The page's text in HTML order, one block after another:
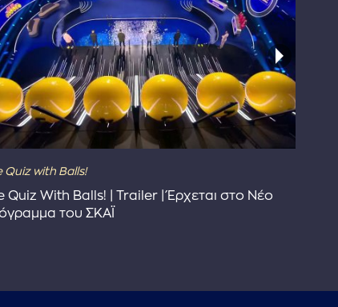
Quiz with Balls!
Quiz With Balls! | Trailer | Έρχεται στο Νέο
του ΣΚΑΪ